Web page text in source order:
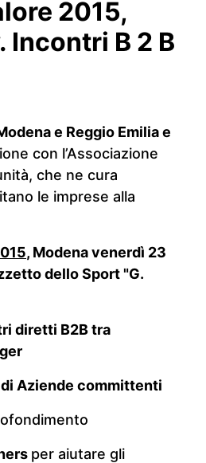
2015,
Incontri B 2 B
e Reggio Emilia e
con l’Associazione
che ne cura
le imprese alla
, Modena venerdì 23
dello Sport "G.
diretti B2B tra
Aziende committenti
per aiutare gli